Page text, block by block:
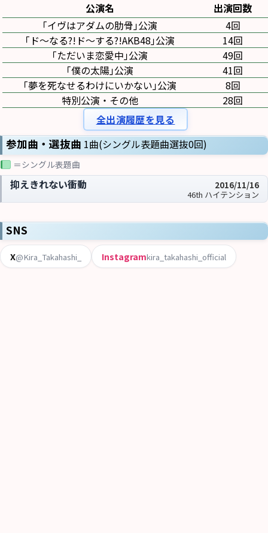
公演名
出演回数
｢イヴはアダムの肋骨｣公演
4回
｢ド〜なる?!ド〜する?!AKB48｣公演
14回
｢ただいま恋愛中｣公演
49回
｢僕の太陽｣公演
41回
｢夢を死なせるわけにいかない｣公演
8回
特別公演・その他
28回
全出演履歴を見る
参加曲・選抜曲 1曲(シングル表題曲選抜0回)
＝シングル表題曲
抑えきれない衝動
2016/11/16
46th ハイテンション
SNS
X@Kira_Takahashi_ Instagramkira_takahashi_official